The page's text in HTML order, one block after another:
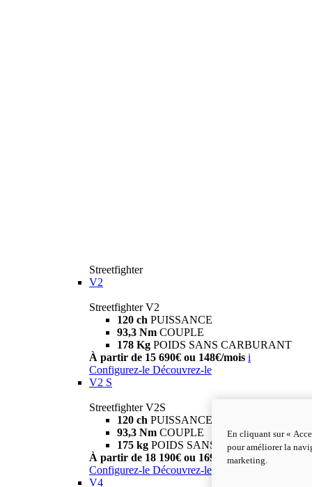
Streetfighter
V2
Streetfighter V2
120 ch PUISSANCE
93,3 Nm COUPLE
178 Kg POIDS SANS CARBURANT
À partir de 15 690€ ou 148€/mois i
Configurez-le Découvrez-le
V2 S
Streetfighter V2S
120 ch PUISSANCE
93,3 Nm COUPLE
175 kg POIDS SANS CARBURANT
À partir de 18 190€ ou 169€/mois i
Configurez-le Découvrez-le
V4
En cliquant sur «
pour améliorer la
marketing.